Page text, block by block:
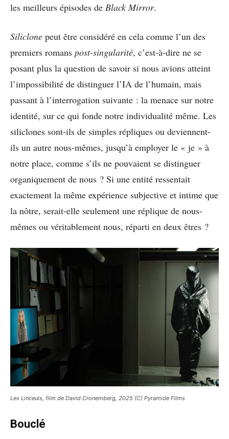
les meilleurs épisodes de Black Mirror.
Siliclone peut être considéré en cela comme l’un des
premiers romans post-singularité, c’est-à-dire ne se
posant plus la question de savoir si nous avions atteint
l’impossibilité de distinguer l’IA de l’humain, mais
passant à l’interrogation suivante : la menace sur notre
identité, sur ce qui fonde notre individualité même. Les
siliclones sont-ils de simples répliques ou deviennent-
ils un autre nous-mêmes, jusqu’à employer le « je » à
notre place, comme s’ils ne pouvaient se distinguer
organiquement de nous ? Si une entité ressentait
exactement la même expérience subjective et intime que
la nôtre, serait-elle seulement une réplique de nous-
mêmes ou véritablement nous, réparti en deux êtres ?
Les Linceuls, film de David Cronemberg, 2025 (C) Pyramide Films
Bouclé